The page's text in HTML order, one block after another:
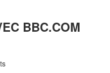
BBC.COM